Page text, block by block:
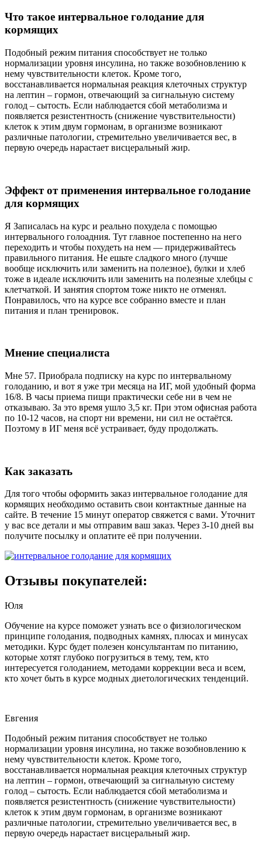
Что такое интервальное голодание для
кормящих
Подобный режим питания способствует не только
нормализации уровня инсулина, но также возобновлению к
нему чувствительности клеток. Кроме того,
восстанавливается нормальная реакция клеточных структур
на лептин – гормон, отвечающий за сигнальную систему
голод – сытость. Если наблюдается сбой метаболизма и
появляется резистентность (снижение чувствительности)
клеток к этим двум гормонам, в организме возникают
различные патологии, стремительно увеличивается вес, в
первую очередь нарастает висцеральный жир.
Эффект от применения интервальное голодание
для кормящих
Я Записалась на курс и реально похудела с помощью
интервального голоадния. Тут главное постепенно на него
переходить и чтобы похудеть на нем — придерживайтесь
правильного питания. Не ешьте сладкого много (лучше
вообще исключить или заменить на полезное), булки и хлеб
тоже в идеале исключить или заменить на полезные хлебцы с
клетчаткой. И занятия спортом тоже никто не отменял.
Понравилось, что на курсе все собранно вместе и план
питания и план тренировок.
Мнение специалиста
Мне 57. Приобрала подписку на курс по интервальному
голоданию, и вот я уже три месяца на ИГ, мой удобный форма
16/8. В часы приема пищи практически себе ни в чем не
отказываю. За это время ушло 3,5 кг. При этом офисная работа
по 10-12 часов, на спорт ни времени, ни сил не остаётся.
Поэтому в ИГ меня всё устраивает, буду продолжать.
Как заказать
Для того чтобы оформить заказ интервальное голодание для
кормящих необходимо оставить свои контактные данные на
сайте. В течение 15 минут оператор свяжется с вами. Уточнит
у вас все детали и мы отправим ваш заказ. Через 3-10 дней вы
получите посылку и оплатите её при получении.
Отзывы покупателей:
Юля
Обучение на курсе поможет узнать все о физиологическом
принципе голодания, подводных камнях, плюсах и минусах
методики. Курс будет полезен консультантам по питанию,
которые хотят глубоко погрузиться в тему, тем, кто
интересуется голоданием, методами коррекции веса и всем,
кто хочет быть в курсе модных диетологических тенденций.
Евгения
Подобный режим питания способствует не только
нормализации уровня инсулина, но также возобновлению к
нему чувствительности клеток. Кроме того,
восстанавливается нормальная реакция клеточных структур
на лептин – гормон, отвечающий за сигнальную систему
голод – сытость. Если наблюдается сбой метаболизма и
появляется резистентность (снижение чувствительности)
клеток к этим двум гормонам, в организме возникают
различные патологии, стремительно увеличивается вес, в
первую очередь нарастает висцеральный жир.